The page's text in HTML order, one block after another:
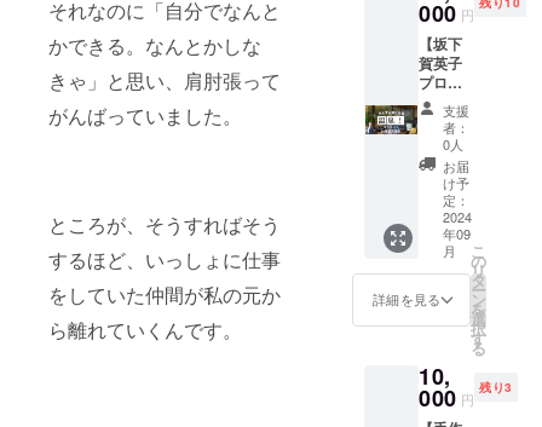
それなのに「自分でなんと
かできる。なんとかしな
きゃ」と思い、肩肘張って
がんばっていました。
ところが、そうすればそう
するほど、いっしょに仕事
をしていた仲間が私の元か
ら離れていくんです。
い。 持
ち物：
手ぶら
で参加
可能で
す。必
要な道
具や食
材はす
べてこ
ちらで
用意し
ます
が、飲
み物や
アル
コール
は各自
意くだ
さい。
・参加
場所：
ZOOM
による
配信
アーカ
イブ配
信：セ
ミナー
終了
後、視
聴用リ
ンクを
お届け
しま
す。 条
件指定
注意事
象：ど
なたで
も参加
も参加
可能で
す。 参
加方
法：事
前にお
申し込
みの
上、セ
ミナー
参加券
をお持
ちくだ
さい。
持ち
物：筆
記用具
参くだ
さい。
注意事
半島地
震から
今まで
の経過
をシェ
ア 静岡
県から
母力
（ソル
トさん×
鍋島）×
坂下、
ママの
ネット
を用い
て防災
したい
という
思い、
室兼お
むつ替
えス
ペース
の提供
をし、
子育て
に優し
いイベ
ントづ
くりを
応援し
ます。
・メ
特別な
書籍：
書籍5冊
を提供
ファミ
フトの
両面か
ら子育
てに優
しいお
店を認
定し子
ども連
れのご
家庭が
安心し
て外出
できる
子育て
くり」
のこと
今回は
移動式
の授乳
力向上
委員会
の代表
である
ソルト
さんと
坂下賀
英子が
語り合
いま
す。長
年取り
組んで
きたお
互いの
活動や
テをは
じめと
するマ
んな相
談にも
対応す
る60分
間の個
別オン
ライン
相談室
です。
個別に
お話し
するこ
とで、
具体的
なアド
バイス
しま
す。 個
別相
000 円
【坂下
賀英子
プロ
デュー
ス・健
康とコ
ミュニ
ケー
ション
のリト
リート
＋宿泊
券】 坂
下賀英
子がプ
ロ
スする
リト
リート
支援
者：
0人
お届
け予
定：
2024
年09
月
詳細を見る
こ
の
リ
タ
ー
ン
を
選
択
す
る
10,
000 円
残り3